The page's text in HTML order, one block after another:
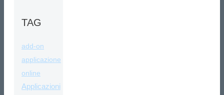
TAG
add-on
applicazione
online
Applicazioni